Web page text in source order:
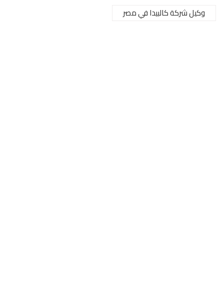
وكيل شركة كالبيدا في مصر